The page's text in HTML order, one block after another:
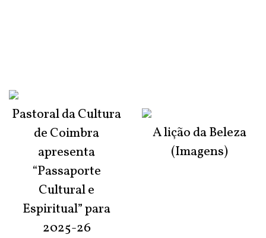
Pastoral da Cultura
de Coimbra
apresenta
“Passaporte
Cultural e
Espiritual” para
2025-26
A lição da Beleza
(Imagens)